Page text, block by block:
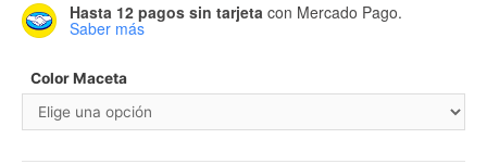
Hasta 12 pagos sin tarjeta con Mercado Pago.
Saber más
Color Maceta